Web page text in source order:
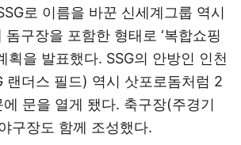
로 이름을 바꾼 신세계그룹 역시
돔구장을 포함한 형태로 ‘복합쇼핑
획을 발표했다. SSG의 안방인 인천
랜더스 필드) 역시 삿포로돔처럼 2
문을 열게 됐다. 축구장(주경기
구장도 함께 조성했다.